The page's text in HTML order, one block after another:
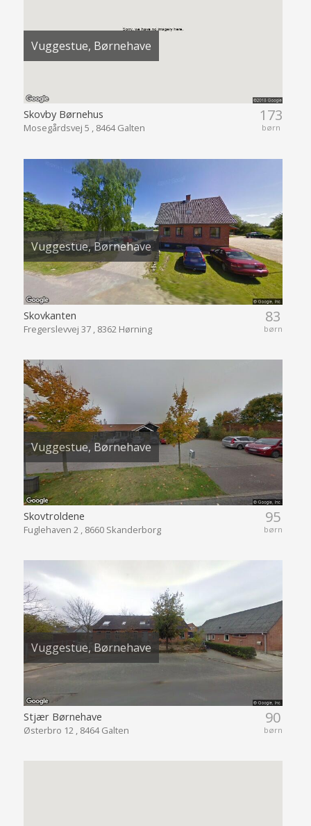
Vuggestue, Børnehave
173
børn
Skovby Børnehus
Mosegårdsvej 5 , 8464 Galten
Vuggestue, Børnehave
83
børn
Skovkanten
Fregerslevvej 37 , 8362 Hørning
Vuggestue, Børnehave
95
børn
Skovtroldene
Fuglehaven 2 , 8660 Skanderborg
Vuggestue, Børnehave
90
børn
Stjær Børnehave
Østerbro 12 , 8464 Galten